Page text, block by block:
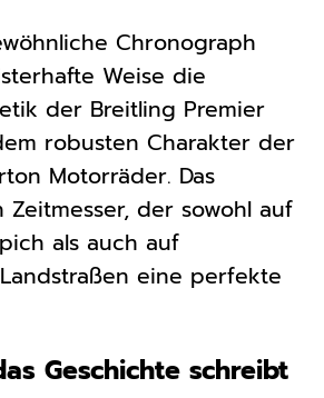
Chronograph
Weise die
der Breitling Premier
robusten Charakter der
Motorräder. Das
Zeitmesser, der sowohl auf
als auch auf
eine perfekte
Geschichte schreibt